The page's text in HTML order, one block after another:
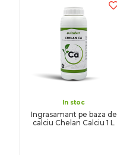
In stoc
Ingrasamant pe baza de
calciu Chelan Calciu 1 L